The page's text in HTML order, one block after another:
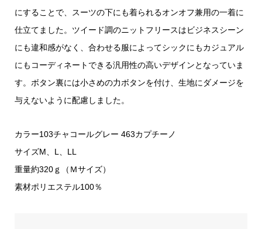
にすることで、スーツの下にも着られるオンオフ兼用の一着に
仕立てました。ツイード調のニットフリースはビジネスシーン
にも違和感がなく、合わせる服によってシックにもカジュアル
にもコーディネートできる汎用性の高いデザインとなっていま
す。ボタン裏には小さめの力ボタンを付け、生地にダメージを
与えないように配慮しました。
カラー103チャコールグレー 463カプチーノ
サイズM、L、LL
重量約320ｇ（Ｍサイズ）
素材ポリエステル100％